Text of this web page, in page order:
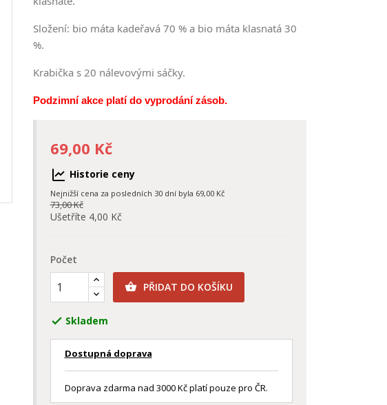
Složení: bio máta kadeřavá 70 % a bio máta klasnatá 30
%.
Krabička s 20 nálevovými sáčky.
Podzimní akce platí do vyprodání zásob.
69,00 Kč
Historie ceny
Nejnižší cena za posledních 30 dní byla 69,00 Kč
73,00 Kč
Ušetříte 4,00 Kč
Počet
 PŘIDAT DO KOŠÍKU
 Skladem
Dostupná doprava
Doprava zdarma nad 3000 Kč platí pouze pro ČR.